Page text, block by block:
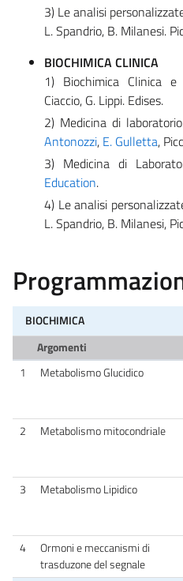
3) Le analisi
L. Spandrio, B. Milanesi.
BIOCHIMICA CLINICA
1) Biochimica Clinica
Ciaccio, G. Lippi. Edises.
2) Medicina di
Antonozzi, E. Gulletta,
3) Medicina di
Education.
4) Le analisi
L. Spandrio, B. Milanesi,
BIOCHIMICA
Argomenti
1
Metabolismo Glucidico
2
Metabolismo mitocondriale
3
Metabolismo Lipidico
4
Ormoni e meccanismi di
trasduzone del segnale